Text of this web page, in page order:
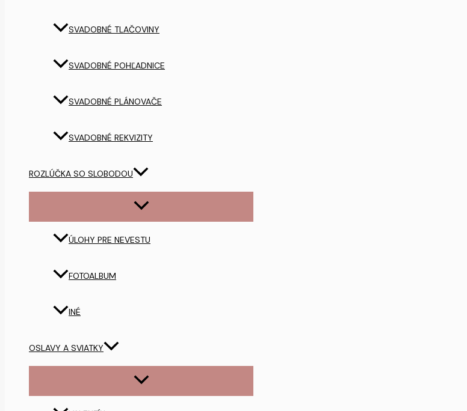
SVADOBNÉ TLAČOVINY
SVADOBNÉ POHĽADNICE
SVADOBNÉ PLÁNOVAČE
SVADOBNÉ REKVIZITY
ROZLÚČKA SO SLOBODOU
ÚLOHY PRE NEVESTU
FOTOALBUM
INÉ
OSLAVY A SVIATKY